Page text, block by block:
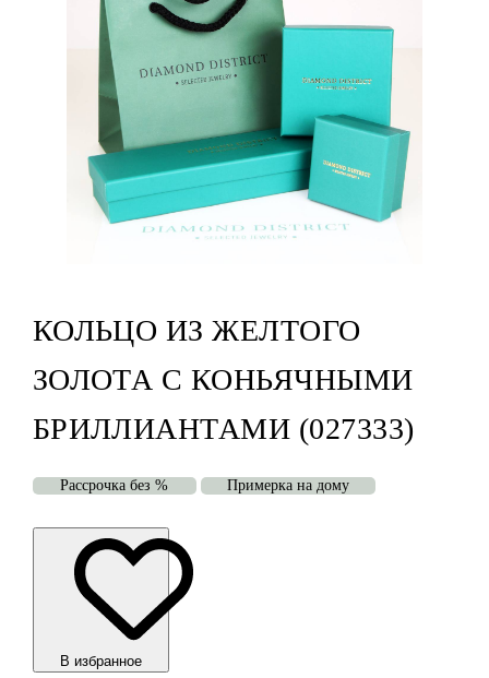
КОЛЬЦО ИЗ ЖЕЛТОГО
ЗОЛОТА С КОНЬЯЧНЫМИ
БРИЛЛИАНТАМИ (027333)
Рассрочка без % Примерка на дому
В избранноe